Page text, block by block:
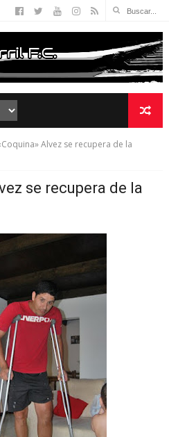
Alvez se recupera de la
se recupera de la